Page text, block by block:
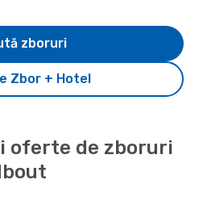
Zbor + Hotel
zboruri
oferte de zboruri